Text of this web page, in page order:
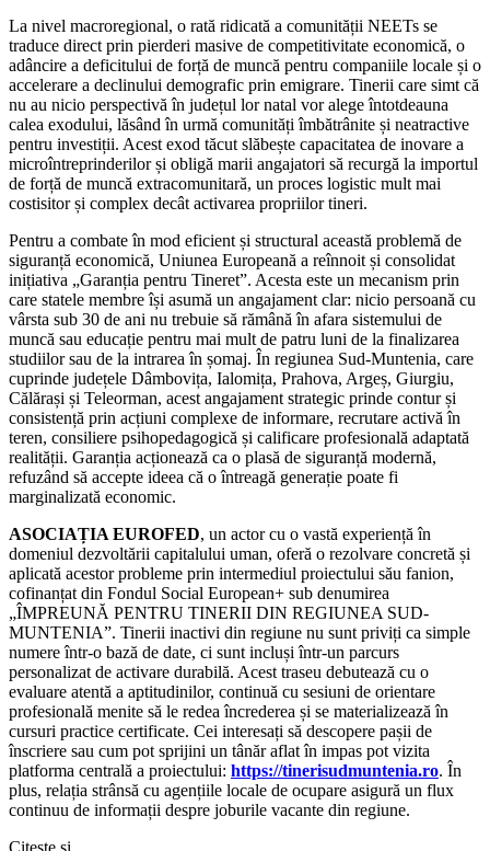
La nivel macroregional, o rată ridicată a comunității NEETs se
traduce direct prin pierderi masive de competitivitate economică, o
adâncire a deficitului de forță de muncă pentru companiile locale și o
accelerare a declinului demografic prin emigrare. Tinerii care simt că
nu au nicio perspectivă în județul lor natal vor alege întotdeauna
calea exodului, lăsând în urmă comunități îmbătrânite și neatractive
pentru investiții. Acest exod tăcut slăbește capacitatea de inovare a
microîntreprinderilor și obligă marii angajatori să recurgă la importul
de forță de muncă extracomunitară, un proces logistic mult mai
costisitor și complex decât activarea propriilor tineri.
Pentru a combate în mod eficient și structural această problemă de
siguranță economică, Uniunea Europeană a reînnoit și consolidat
inițiativa „Garanția pentru Tineret”. Acesta este un mecanism prin
care statele membre își asumă un angajament clar: nicio persoană cu
vârsta sub 30 de ani nu trebuie să rămână în afara sistemului de
muncă sau educație pentru mai mult de patru luni de la finalizarea
studiilor sau de la intrarea în șomaj. În regiunea Sud-Muntenia, care
cuprinde județele Dâmbovița, Ialomița, Prahova, Argeș, Giurgiu,
Călărași și Teleorman, acest angajament strategic prinde contur și
consistență prin acțiuni complexe de informare, recrutare activă în
teren, consiliere psihopedagogică și calificare profesională adaptată
realității. Garanția acționează ca o plasă de siguranță modernă,
refuzând să accepte ideea că o întreagă generație poate fi
marginalizată economic.
ASOCIAȚIA EUROFED, un actor cu o vastă experiență în
domeniul dezvoltării capitalului uman, oferă o rezolvare concretă și
aplicată acestor probleme prin intermediul proiectului său fanion,
cofinanțat din Fondul Social European+ sub denumirea
„ÎMPREUNĂ PENTRU TINERII DIN REGIUNEA SUD-
MUNTENIA”. Tinerii inactivi din regiune nu sunt priviți ca simple
numere într-o bază de date, ci sunt incluși într-un parcurs
personalizat de activare durabilă. Acest traseu debutează cu o
evaluare atentă a aptitudinilor, continuă cu sesiuni de orientare
profesională menite să le redea încrederea și se materializează în
cursuri practice certificate. Cei interesați să descopere pașii de
înscriere sau cum pot sprijini un tânăr aflat în impas pot vizita
platforma centrală a proiectului: https://tinerisudmuntenia.ro. În
plus, relația strânsă cu agențiile locale de ocupare asigură un flux
continuu de informații despre joburile vacante din regiune.
Citește și